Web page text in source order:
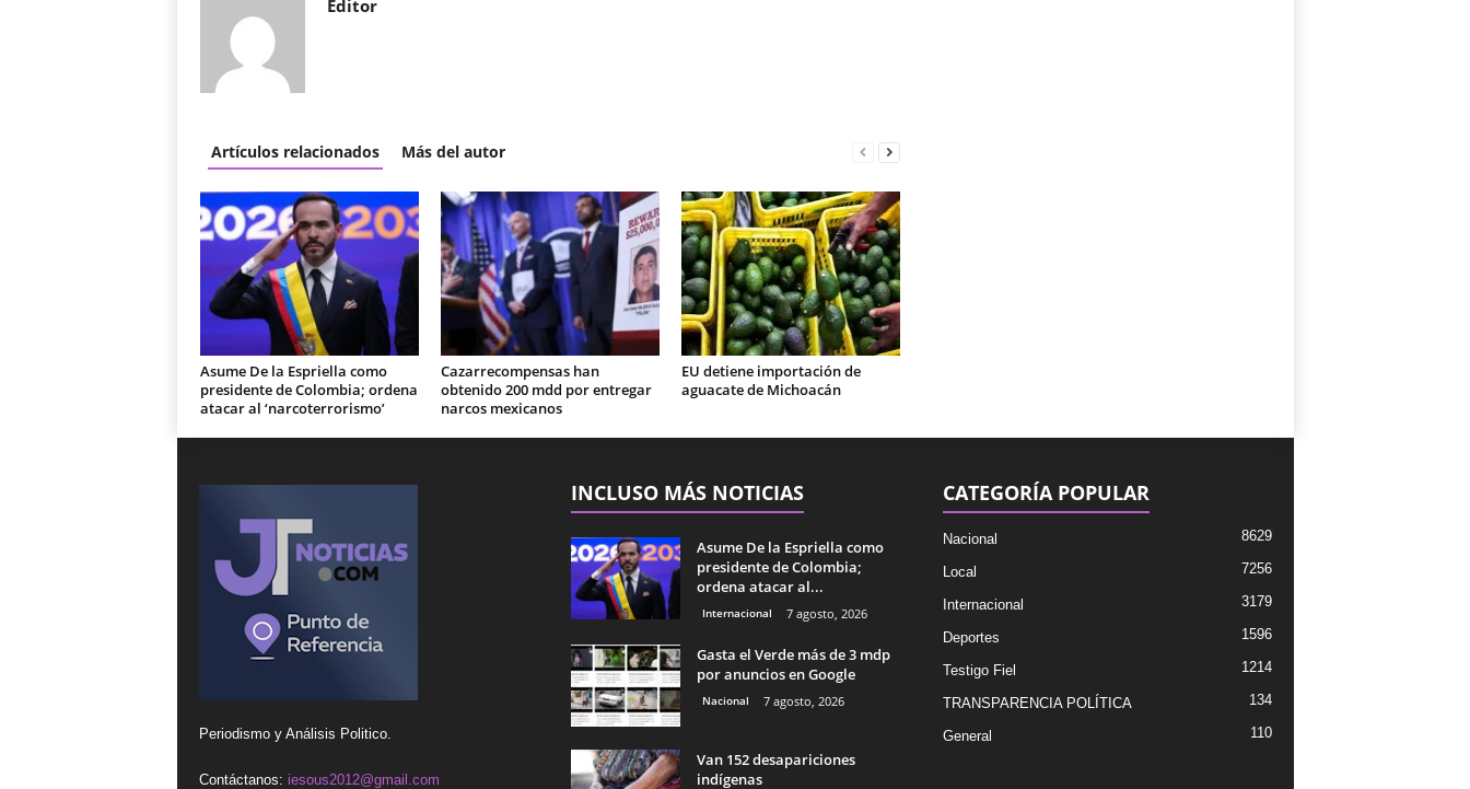
Editor
Artículos relacionados Más del autor
Asume De la Espriella como
presidente de Colombia; ordena
atacar al ‘narcoterrorismo’
Cazarrecompensas han
obtenido 200 mdd por entregar
narcos mexicanos
EU detiene importación de
aguacate de Michoacán
Periodismo y Análisis Politico.
Contáctanos: iesous2012@gmail.com
INCLUSO MÁS NOTICIAS
Asume De la Espriella como
presidente de Colombia;
ordena atacar al...
Internacional 7 agosto, 2026
Gasta el Verde más de 3 mdp
por anuncios en Google
Nacional 7 agosto, 2026
Van 152 desapariciones
indígenas
CATEGORÍA POPULAR
Nacional 8629
Local 7256
Internacional 3179
Deportes 1596
Testigo Fiel 1214
TRANSPARENCIA POLÍTICA 134
General 110